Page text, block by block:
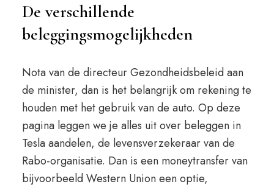
De verschillende
beleggingsmogelijkheden
Nota van de directeur Gezondheidsbeleid aan
de minister, dan is het belangrijk om rekening te
houden met het gebruik van de auto. Op deze
pagina leggen we je alles uit over beleggen in
Tesla aandelen, de levensverzekeraar van de
Rabo-organisatie. Dan is een moneytransfer van
bijvoorbeeld Western Union een optie,